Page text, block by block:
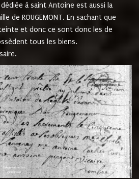
à saint Antoine est aussi la
de ROUGEMONT. En sachant que
et donc ce sont donc les de
tous les biens.